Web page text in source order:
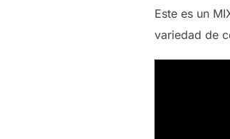
Este es un
variedad de